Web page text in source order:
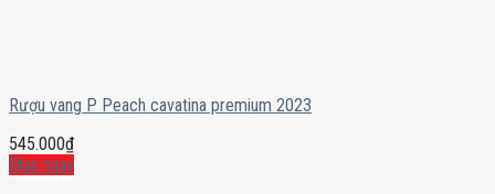
Rượu vang P Peach cavatina premium 2023
545.000₫
Mua ngay